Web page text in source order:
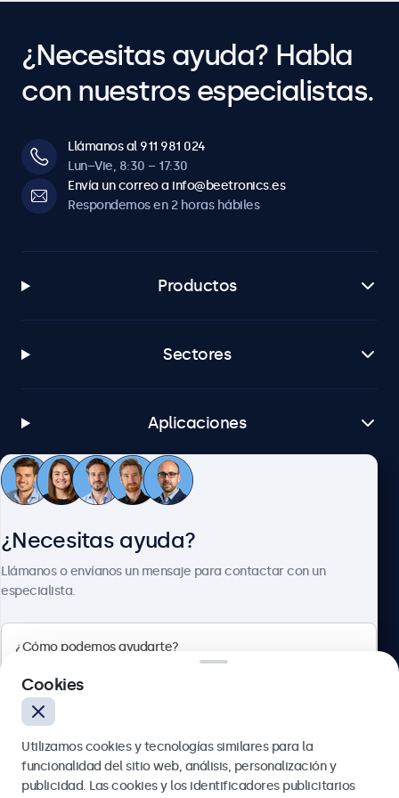
Ajuste de brillo
Brillo de la retroiluminación ajustable mediante mando a
Software y compatibilidad
Windows
Windows 8, 10, 11
Tahoe, Sequoia, Sonoma
Linux
Todas las versiones de BrightsignOS
Samsung DeX
Todas las versiones de Samsung DeX
Conexiones
HDMI
1x
HDMI entrada
1x
DisplayPort
1x
USB-C
1x Video, audio, touch
USB-A
¿Necesitas ayuda? Habla
con nuestros especialistas.
Llámanos al 911 981 024
Lun–Vie, 8:30 – 17:30
Envía un correo a info@beetronics.es
Respondemos en 2 horas hábiles
Productos
Sectores
Aplicaciones
Atención al cliente
4.8/5 la valoración de 5000+ empresas
Español
¿Necesitas ayuda?
Llámanos o envíanos un mensaje para contactar con un
especialista.
Cookies
Utilizamos cookies y tecnologías similares para la
funcionalidad del sitio web, análisis, personalización y
publicidad. Las cookies y los identificadores publicitarios